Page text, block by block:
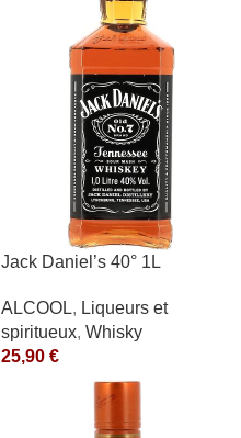
Jack Daniel’s 40° 1L
ALCOOL, Liqueurs et
spiritueux, Whisky
25,90 €